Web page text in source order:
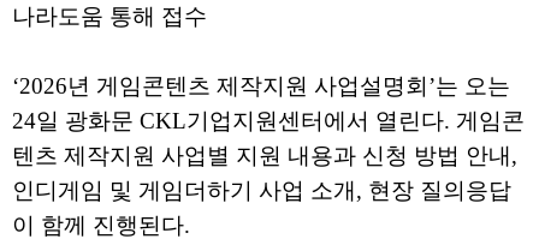
나라도움 통해 접수
‘2026년 게임콘텐츠 제작지원 사업설명회’는 오는
24일 광화문 CKL기업지원센터에서 열린다. 게임콘
텐츠 제작지원 사업별 지원 내용과 신청 방법 안내,
인디게임 및 게임더하기 사업 소개, 현장 질의응답
이 함께 진행된다.